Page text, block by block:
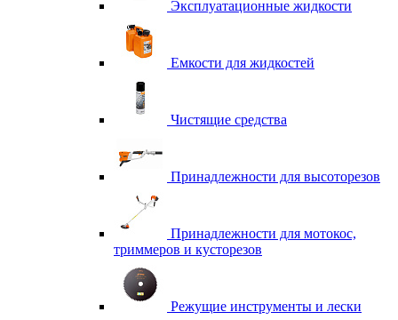
Эксплуатационные жидкости
Емкости для жидкостей
Чистящие средства
Принадлежности для высоторезов
Принадлежности для мотокос,
триммеров и кусторезов
Режущие инструменты и лески